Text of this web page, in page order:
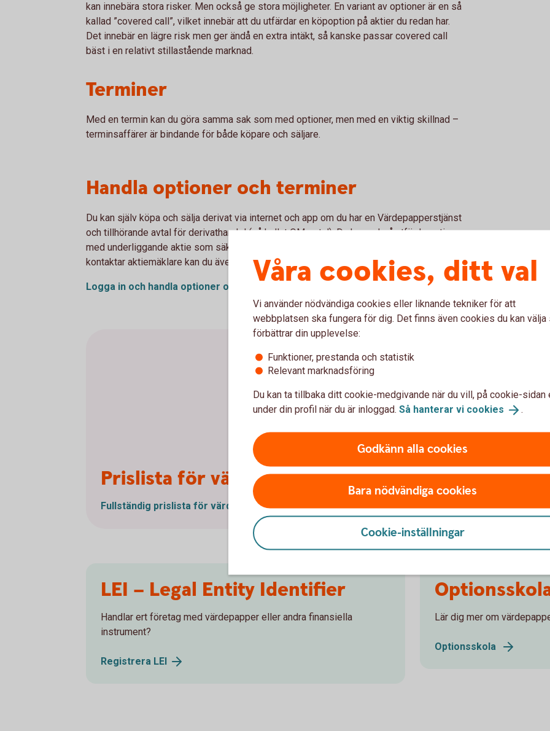
kan innebära stora risker. Men också ge stora möjligheter. En variant av optioner är en så
kallad ”covered call”, vilket innebär att du utfärdar en köpoption på aktier du redan har.
Det innebär en lägre risk men ger ändå en extra intäkt, så kanske passar covered call
bäst i en relativt stillastående marknad.
Terminer
Med en termin kan du göra samma sak som med optioner, men med en viktig skillnad –
terminsaffärer är bindande för både köpare och säljare.
Handla optioner och terminer
Du kan själv köpa och sälja derivat via internet och app om du har en Värdepapperstjänst
och tillhörande avtal för derivathandel (så kallat OM-avtal). Du kan också utfärda optioner
med underliggande aktie som säkerhet, så kallat Covered call, i internetbanken. Om du
kontaktar aktiemäklare kan du även utfärda andra typer av optioner och handla på termin.
Logga in och handla optioner och
Prislista
Prislista för värdepappershandel
Fullständig prislista för värdepappershandel
LEI – Legal Entity Identifier
Handlar ert företag med värdepapper eller andra finansiella
instrument?
Registrera LEI
Lär dig mer om
Optionsskola
Våra cookies, ditt val
Vi använder nödvändiga cookies eller liknande tekniker för att
webbplatsen ska fungera för dig. Det finns även cookies du kan välja
förbättrar din upplevelse:
Funktioner, prestanda och statistik
Relevant marknadsföring
Du kan ta tillbaka ditt cookie-medgivande när du vill, på cookie-sidan
under din profil när du är inloggad. Så hanterar vi cookies .
Godkänn alla cookies
Bara nödvändiga cookies
Cookie-inställningar